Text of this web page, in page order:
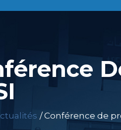
Conférence de